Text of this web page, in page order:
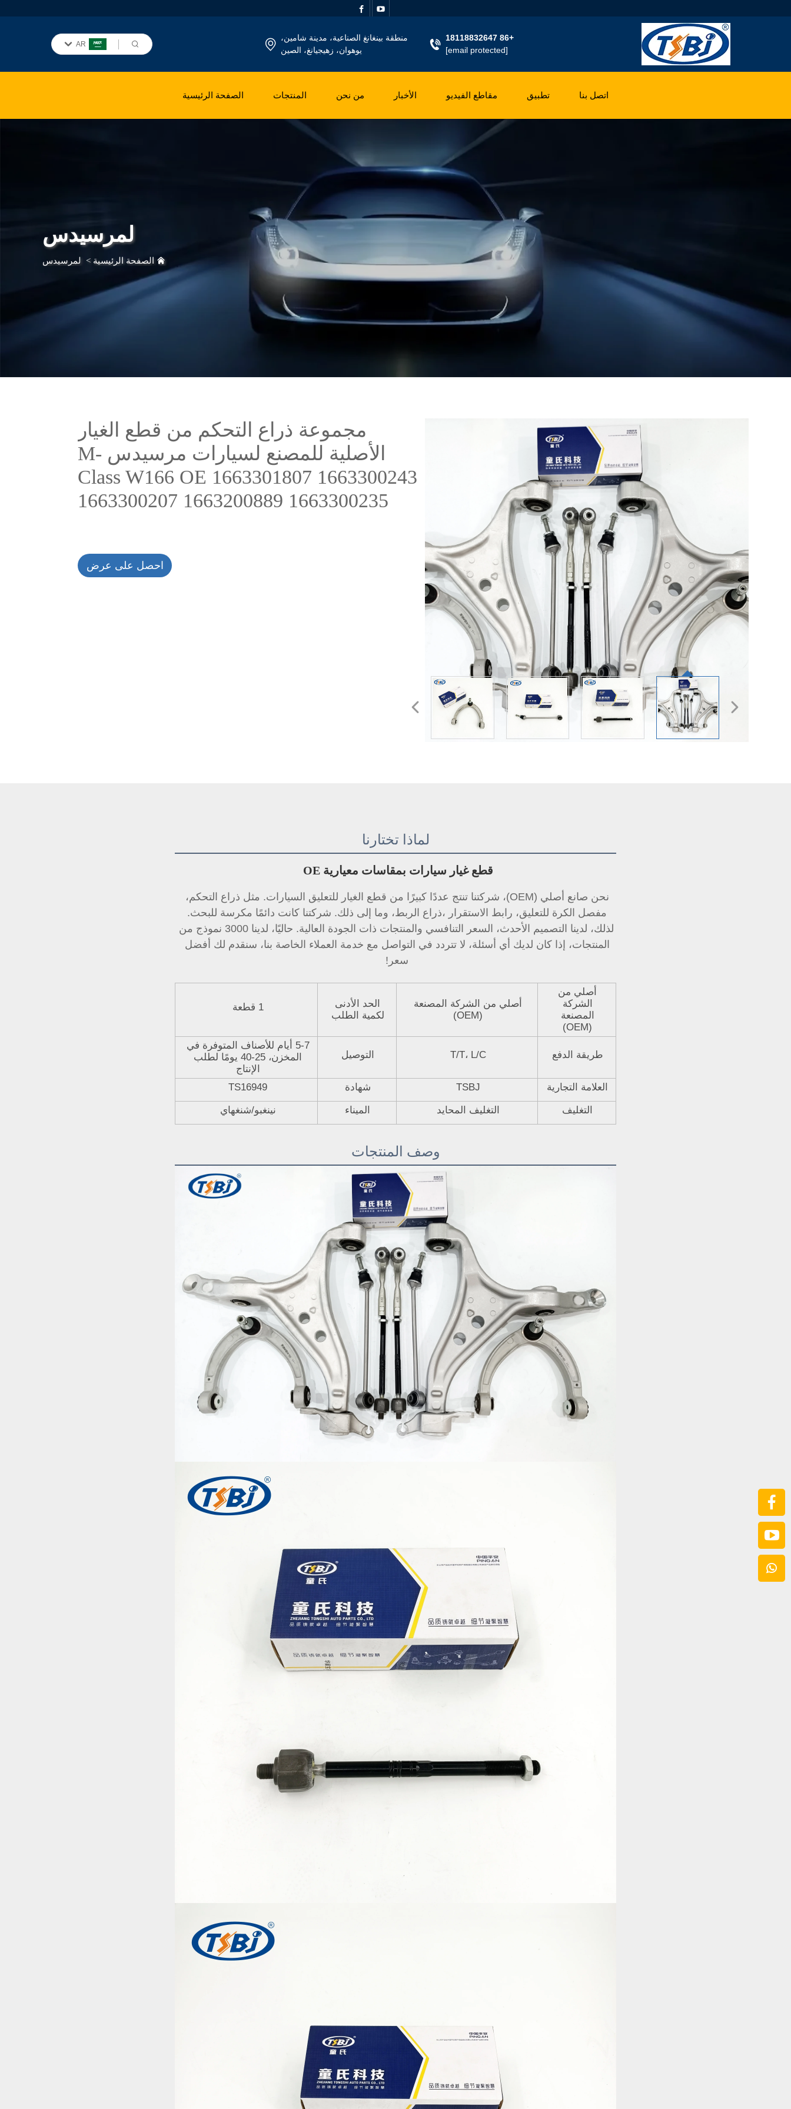
+86 18118832647
[email protected]
منطقة بينغانغ الصناعية، مدينة شامين،
يوهوان، زهيجيانغ، الصين
AR
الصفحة الرئيسية المنتجات من نحن الأخبار مقاطع الفيديو تطبيق اتصل بنا
لمرسيدس
الصفحة الرئيسية > لمرسيدس
مجموعة ذراع التحكم من قطع الغيار
الأصلية للمصنع لسيارات مرسيدس M-
Class W166 OE 1663301807 1663300243
1663300207 1663200889 1663300235
احصل على عرض
لماذا تختارنا
قطع غيار سيارات بمقاسات معيارية OE
مفصل الكرة للتعليق، رابط الاستقرار
سعر!
أصلي من
الشركة
المصنعة
(OEM)
أصلي من الشركة المصنعة
(OEM)
الحد الأدنى
لكمية الطلب
1 قطعة
طريقة الدفع T/T، L/C التوصيل
5-7 أيام للأصناف المتوفرة في
المخزن، 25-40 يومًا لطلب
الإنتاج
العلامة التجارية
TSBJ شهادة TS16949
التغليف التغليف المحايد الميناء نينغبو/شنغهاي
وصف المنتجات